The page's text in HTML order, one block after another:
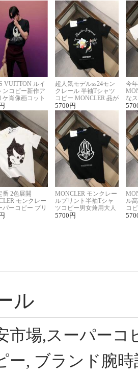
VUITTON ルイ
ンコピー新作ア
ケ肖像画コット
ト半袖Tシャツ
円
超人気モデルss24モン
クレール 半袖Tシャツ
コピー MONCLER 品が
良く見た目
5700 円
今
な
ル
番 2色展開
モンクレー
パーコピー プリ
Tシャツ
円
MONCLER モンクレー
ルプリント半袖Tシャ
ツコピー男女兼用大人
可愛い春夏コーデ
5700 円
ル
コ
ィ
ル
市場,スーパー
ー, ブランド腕